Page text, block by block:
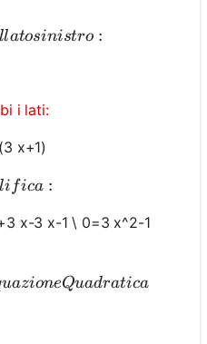
Semplifica il lato sinistro:
llatosinistro :
i lati:
x+1)
Semplifica:
i fica :
x-3 x-1 \ 0=3 x^2-1
Step 4: Risolvi l'Equazione
uazioneQuadratica